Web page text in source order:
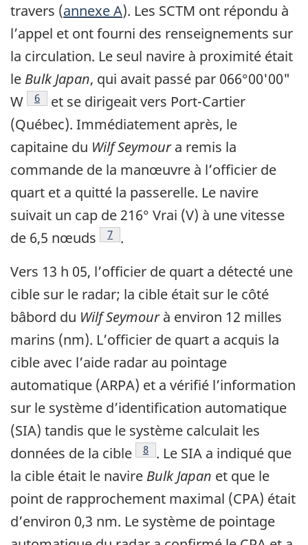
travers (annexe A). Les SCTM ont répondu à
l’appel et ont fourni des renseignements sur
la circulation. Le seul navire à proximité était
le Bulk Japan, qui avait passé par 066°00'00"
W
Note de bas de page
6
et se dirigeait vers Port-Cartier
(Québec). Immédiatement après, le
capitaine du Wilf Seymoura remis la
commande de la manœuvre à l’officier de
quart et a quitté la passerelle. Le navire
suivait un cap de 216° Vrai (V) à une vitesse
de 6,5 nœuds
Note de bas de page
7 .
Vers 13 h 05, l’officier de quart a détecté une
cible sur le radar; la cible était sur le côté
bâbord du Wilf Seymourà environ 12 milles
marins (nm). L’officier de quart a acquis la
cible avec l’aide radar au pointage
automatique (ARPA) et a vérifié l’information
sur le système d’identification automatique
(SIA) tandis que le système calculait les
données de la cible
Note de bas de page
8 . Le SIA a indiqué que
la cible était le navire Bulk Japan et que le
point de rapprochement maximal (CPA) était
d’environ 0,3 nm. Le système de pointage